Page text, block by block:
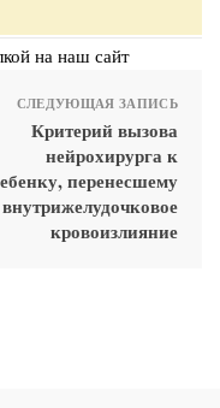
на наш сайт
СЛЕДУЮЩАЯ ЗАПИСЬ
Критерий вызова
нейрохирурга к
перенесшему
внутрижелудочковое
кровоизлияние